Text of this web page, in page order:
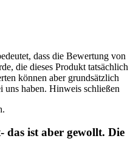
dass die Bewertung von
die dieses Produkt tatsächlich
können aber grundsätzlich
uns haben. Hinweis schließen
das ist aber gewollt. Die